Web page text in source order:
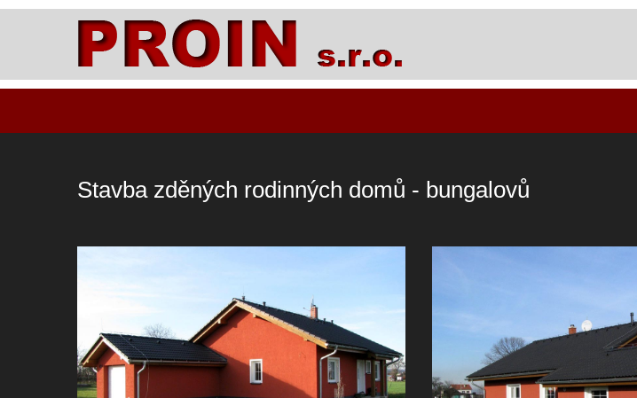
Stavba zděných rodinných domů - bungalovů